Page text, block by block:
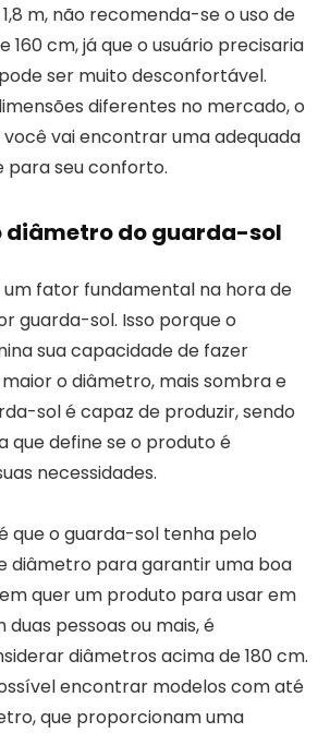
m, não recomenda-se o uso de
160 cm, já que o usuário precisaria
ser muito desconfortável.
diferentes no mercado, o
vai encontrar uma adequada
para seu conforto.
diâmetro do guarda-sol
um fator fundamental na hora de
guarda-sol. Isso porque o
sua capacidade de fazer
o diâmetro, mais sombra e
sol é capaz de produzir, sendo
que define se o produto é
necessidades.
que o guarda-sol tenha pelo
diâmetro para garantir uma boa
quer um produto para usar em
duas pessoas ou mais, é
diâmetros acima de 180 cm.
encontrar modelos com até
que proporcionam uma